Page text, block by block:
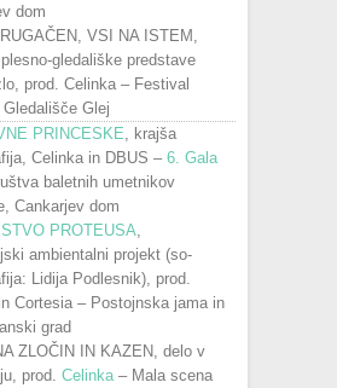
dom
VSI NA ISTEM,
gledališke predstave
prod. Celinka – Festival
Glej
PRINCESKE , krajša
Celinka in DBUS – 6. Gala
baletnih umetnikov
Cankarjev dom
PROTEUSA
ambientalni projekt (so-
Lidija Podlesnik), prod.
in Cortesia – Postojnska jama in
grad
ZLOČIN IN KAZEN, delo v
prod. Celinka – Mala scena